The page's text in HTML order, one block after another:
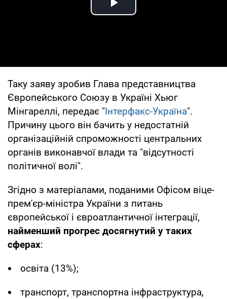
Play Video
Таку заяву зробив Глава представництва
Європейського Союзу в Україні Хьюг
Мінгареллі, передає "Інтерфакс-Україна".
Причину цього він бачить у недостатній
організаційній спроможності центральних
органів виконавчої влади та "відсутності
політичної волі".
Згідно з матеріалами, поданими Офісом віце-
прем'єр-міністра України з питань
європейської і євроатлантичної інтеграції,
найменший прогрес досягнутий у таких
сферах:
освіта (13%);
транспорт, транспортна інфраструктура,